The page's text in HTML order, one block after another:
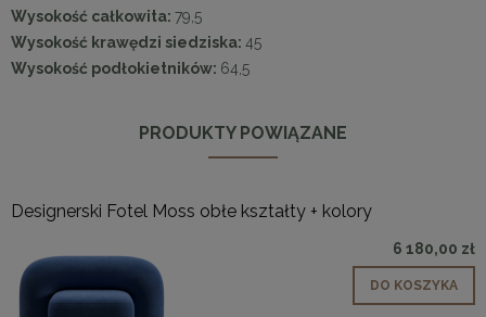
Wysokość całkowita: 79,5
Wysokość krawędzi siedziska: 45
Wysokość podłokietników: 64,5
PRODUKTY POWIĄZANE
Designerski Fotel Moss obłe kształty + kolory
6 180,00 zł
DO KOSZYKA